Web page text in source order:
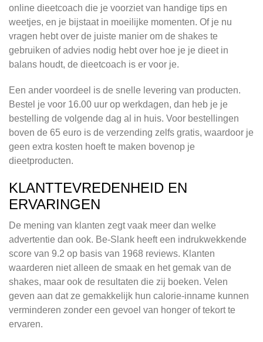
online dieetcoach die je voorziet van handige tips en
weetjes, en je bijstaat in moeilijke momenten. Of je nu
vragen hebt over de juiste manier om de shakes te
gebruiken of advies nodig hebt over hoe je je dieet in
balans houdt, de dieetcoach is er voor je.
Een ander voordeel is de snelle levering van producten.
Bestel je voor 16.00 uur op werkdagen, dan heb je je
bestelling de volgende dag al in huis. Voor bestellingen
boven de 65 euro is de verzending zelfs gratis, waardoor je
geen extra kosten hoeft te maken bovenop je
dieetproducten.
KLANTTEVREDENHEID EN
ERVARINGEN
De mening van klanten zegt vaak meer dan welke
advertentie dan ook. Be-Slank heeft een indrukwekkende
score van 9.2 op basis van 1968 reviews. Klanten
waarderen niet alleen de smaak en het gemak van de
shakes, maar ook de resultaten die zij boeken. Velen
geven aan dat ze gemakkelijk hun calorie-inname kunnen
verminderen zonder een gevoel van honger of tekort te
ervaren.